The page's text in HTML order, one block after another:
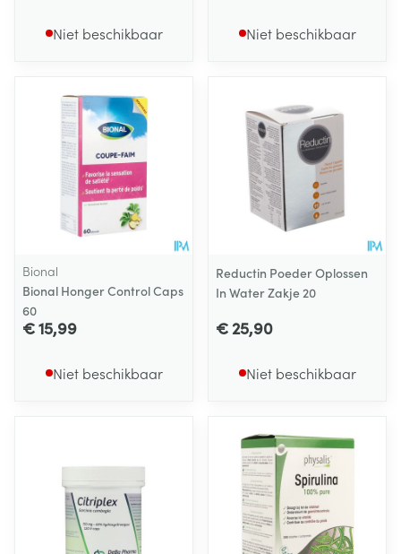
Niet beschikbaar Niet beschikbaar
Bional
Bional Honger Control Caps
60
€ 15,99
Niet beschikbaar
Reductin Poeder Oplossen
In Water Zakje 20
€ 25,90
Niet beschikbaar